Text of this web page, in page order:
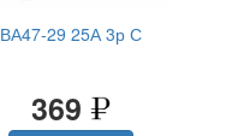
ВА47-29 25А 3р С
369